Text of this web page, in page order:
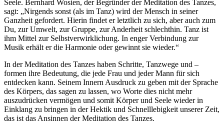
Seele. Bernhard Wosien, der Begründer der Meditation des Tanzes,
sagt: „Nirgends sonst (als im Tanz) wird der Mensch in seiner
Ganzheit gefordert. Hierin findet er letztlich zu sich, aber auch zum
Du, zur Umwelt, zur Gruppe, zur Anderheit schlechthin. Tanz ist
ihm Mittel zur Selbstverwirklichung. In enger Verbindung zur
Musik erhält er die Harmonie oder gewinnt sie wieder.“
In der Meditation des Tanzes haben Schritte, Tanzwege und –
formen ihre Bedeutung, die jede Frau und jeder Mann für sich
entdecken kann. Seinem Innern Ausdruck zu geben mit der Sprache
des Körpers, das sagen zu lassen, wo Worte dies nicht mehr
auszudrücken vermögen und somit Körper und Seele wieder in
Einklang zu bringen in der Hektik und Schnelllebigkeit unserer Zeit,
das ist das Ansinnen der Meditation des Tanzes.